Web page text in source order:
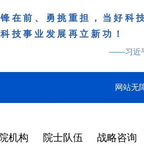
在前、勇挑重担，当好科
技事业发展再立新功！
——习近
网站无
机构 院士队伍 战略咨询